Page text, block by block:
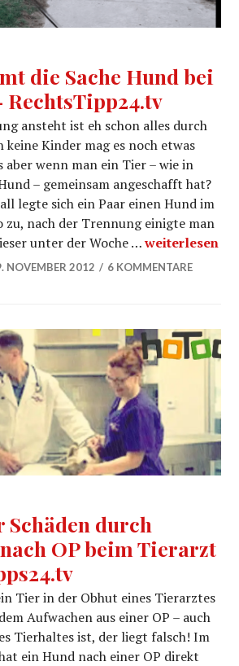
die Sache Hund bei
RechtsTipp24.tv
ansteht ist eh schon alles durch
keine Kinder mag es noch etwas
aber wenn man ein Tier – wie in
– gemeinsam angeschafft hat?
legte sich ein Paar einen Hund im
zu, nach der Trennung einigte man
unter der Woche …Wer bekommt
weiterlesen
NOVEMBER 2012 6 KOMMENTARE
durch
OP beim Tierarzt
Tier in der Obhut eines Tierarztes
Aufwachen aus einer OP – auch
Tierhaltes ist, der liegt falsch! Im
ein Hund nach einer OP direkt